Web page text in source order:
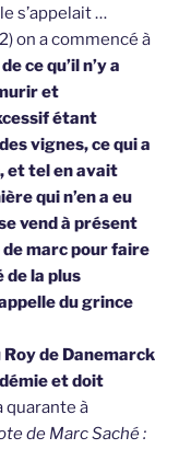
s’appelait …
on a commencé à
ce qu’il n’y a
et
étant
vignes, ce qui a
et tel en avait
qui n’en a eu
vend à présent
marc pour faire
de la plus
du grince
Roy de Danemarck
et doit
quarante à
de Marc Saché :